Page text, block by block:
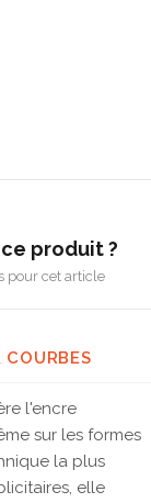
produit ?
pour cet article
COURBES
l'encre
sur les formes
la plus
elle